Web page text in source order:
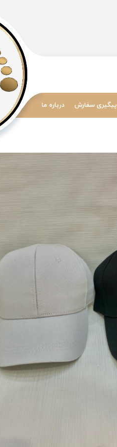
پیگیری سفارش درباره ما